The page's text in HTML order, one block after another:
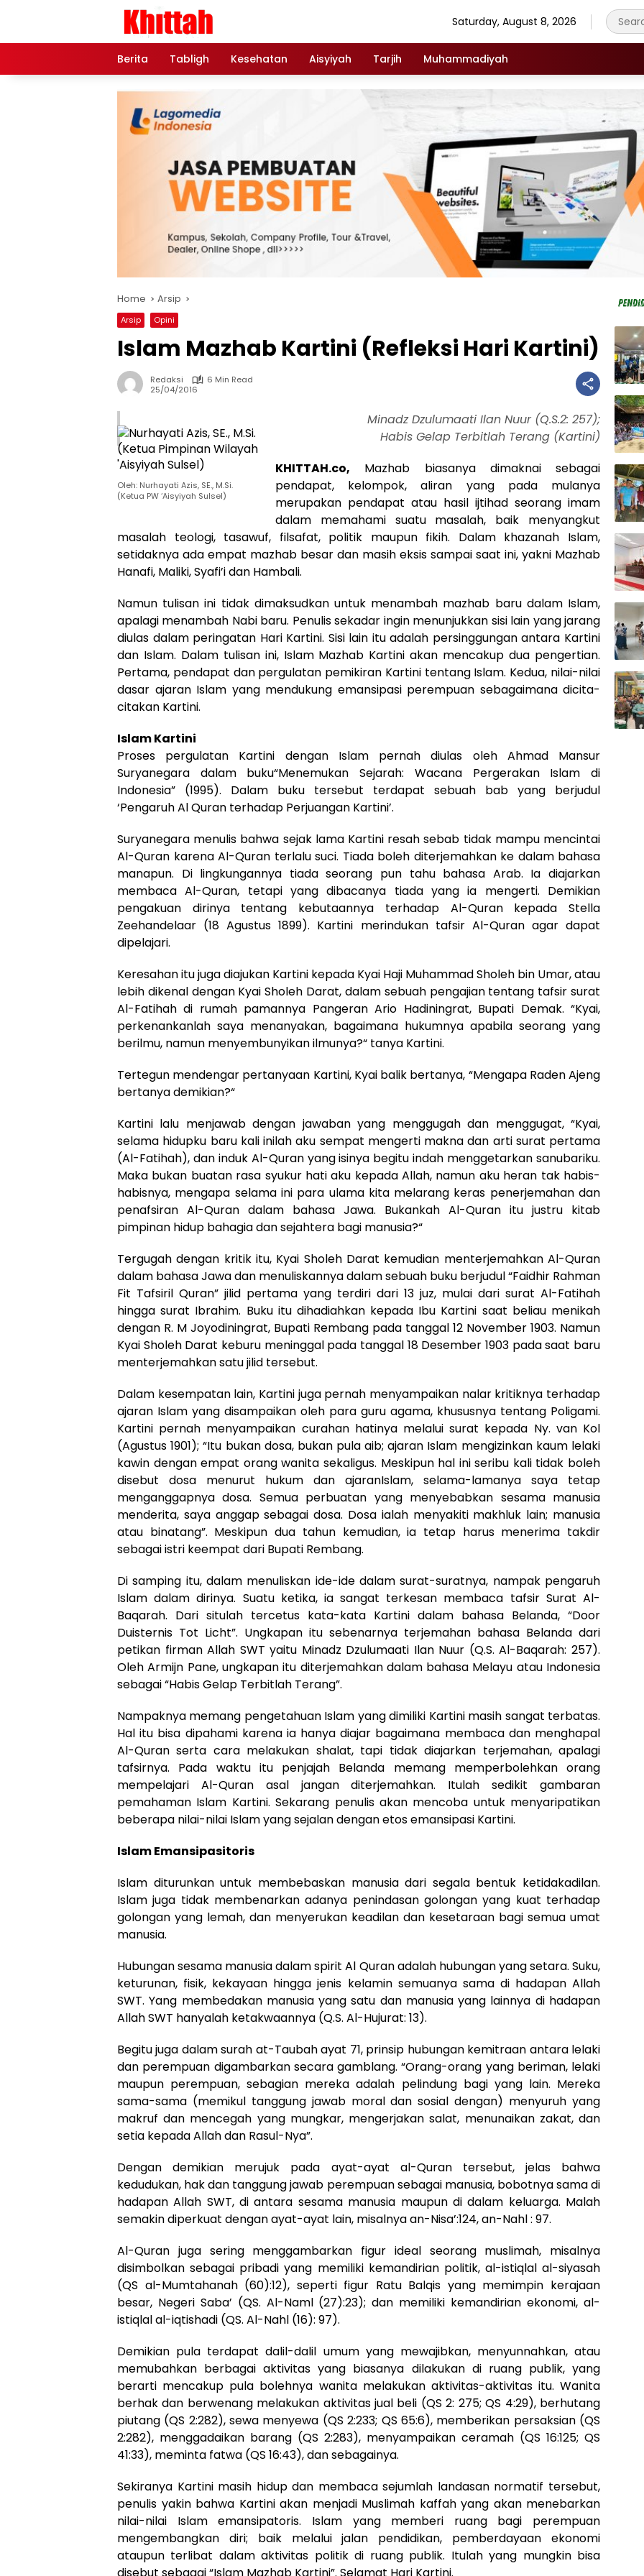
Saturday, August 8, 2026
Berita Tabligh Kesehatan Aisyiyah Tarjih Muhammadiyah
Home Arsip
Arsip Opini
Islam Mazhab Kartini (Refleksi Hari Kartini)
Redaksi
6 Min Read
25/04/2016
Oleh: Nurhayati Azis, SE., M.Si.
(Ketua PW ‘Aisyiyah Sulsel)
Minadz Dzulumaati Ilan Nuur (Q.S.2: 257);
Habis Gelap Terbitlah Terang (Kartini)
KHITTAH.co, Mazhab biasanya dimaknai sebagai
pendapat, kelompok, aliran yang pada mulanya
merupakan pendapat atau hasil ijtihad seorang imam
dalam memahami suatu masalah, baik menyangkut
masalah teologi, tasawuf, filsafat, politik maupun fikih. Dalam khazanah Islam,
setidaknya ada empat mazhab besar dan masih eksis sampai saat ini, yakni Mazhab
Hanafi, Maliki, Syafi’i dan Hambali.
Namun tulisan ini tidak dimaksudkan untuk menambah mazhab baru dalam Islam,
apalagi menambah Nabi baru. Penulis sekadar ingin menunjukkan sisi lain yang jarang
diulas dalam peringatan Hari Kartini. Sisi lain itu adalah persinggungan antara Kartini
dan Islam. Dalam tulisan ini, Islam Mazhab Kartini akan mencakup dua pengertian.
Pertama, pendapat dan pergulatan pemikiran Kartini tentang Islam. Kedua, nilai-nilai
dasar ajaran Islam yang mendukung emansipasi perempuan sebagaimana dicita-
citakan Kartini.
Islam Kartini
Proses pergulatan Kartini dengan Islam pernah diulas oleh Ahmad Mansur
Suryanegara dalam buku“Menemukan Sejarah: Wacana Pergerakan Islam di
Indonesia” (1995). Dalam buku tersebut terdapat sebuah bab yang berjudul
‘Pengaruh Al Quran terhadap Perjuangan Kartini’.
Suryanegara menulis bahwa sejak lama Kartini resah sebab tidak mampu mencintai
Al-Quran karena Al-Quran terlalu suci. Tiada boleh diterjemahkan ke dalam bahasa
manapun. Di lingkungannya tiada seorang pun tahu bahasa Arab. Ia diajarkan
membaca Al-Quran, tetapi yang dibacanya tiada yang ia mengerti. Demikian
pengakuan dirinya tentang kebutaannya terhadap Al-Quran kepada Stella
Zeehandelaar (18 Agustus 1899). Kartini merindukan tafsir Al-Quran agar dapat
dipelajari.
Keresahan itu juga diajukan Kartini kepada Kyai Haji Muhammad Sholeh bin Umar, atau
lebih dikenal dengan Kyai Sholeh Darat, dalam sebuah pengajian tentang tafsir surat
Al-Fatihah di rumah pamannya Pangeran Ario Hadiningrat, Bupati Demak. “Kyai,
perkenankanlah saya menanyakan, bagaimana hukumnya apabila seorang yang
berilmu, namun menyembunyikan ilmunya?“ tanya Kartini.
Tertegun mendengar pertanyaan Kartini, Kyai balik bertanya, “Mengapa Raden Ajeng
bertanya demikian?“
Kartini lalu menjawab dengan jawaban yang menggugah dan menggugat, “Kyai,
selama hidupku baru kali inilah aku sempat mengerti makna dan arti surat pertama
(Al-Fatihah), dan induk Al-Quran yang isinya begitu indah menggetarkan sanubariku.
Maka bukan buatan rasa syukur hati aku kepada Allah, namun aku heran tak habis-
habisnya, mengapa selama ini para ulama kita melarang keras penerjemahan dan
penafsiran Al-Quran dalam bahasa Jawa. Bukankah Al-Quran itu justru kitab
pimpinan hidup bahagia dan sejahtera bagi manusia?“
Tergugah dengan kritik itu, Kyai Sholeh Darat kemudian menterjemahkan Al-Quran
dalam bahasa Jawa dan menuliskannya dalam sebuah buku berjudul “Faidhir Rahman
Fit Tafsiril Quran” jilid pertama yang terdiri dari 13 juz, mulai dari surat Al-Fatihah
hingga surat Ibrahim. Buku itu dihadiahkan kepada Ibu Kartini saat beliau menikah
dengan R. M Joyodiningrat, Bupati Rembang pada tanggal 12 November 1903. Namun
Kyai Sholeh Darat keburu meninggal pada tanggal 18 Desember 1903 pada saat baru
menterjemahkan satu jilid tersebut.
Dalam kesempatan lain, Kartini juga pernah menyampaikan nalar kritiknya terhadap
ajaran Islam yang disampaikan oleh para guru agama, khususnya tentang Poligami.
Kartini pernah menyampaikan curahan hatinya melalui surat kepada Ny. van Kol
(Agustus 1901); “Itu bukan dosa, bukan pula aib; ajaran Islam mengizinkan kaum lelaki
kawin dengan empat orang wanita sekaligus. Meskipun hal ini seribu kali tidak boleh
disebut dosa menurut hukum dan ajaranIslam, selama-lamanya saya tetap
menganggapnya dosa. Semua perbuatan yang menyebabkan sesama manusia
menderita, saya anggap sebagai dosa. Dosa ialah menyakiti makhluk lain; manusia
atau binatang”. Meskipun dua tahun kemudian, ia tetap harus menerima takdir
sebagai istri keempat dari Bupati Rembang.
Di samping itu, dalam menuliskan ide-ide dalam surat-suratnya, nampak pengaruh
Islam dalam dirinya. Suatu ketika, ia sangat terkesan membaca tafsir Surat Al-
Baqarah. Dari situlah tercetus kata-kata Kartini dalam bahasa Belanda, “Door
Duisternis Tot Licht”. Ungkapan itu sebenarnya terjemahan bahasa Belanda dari
petikan firman Allah SWT yaitu Minadz Dzulumaati Ilan Nuur (Q.S. Al-Baqarah: 257).
Oleh Armijn Pane, ungkapan itu diterjemahkan dalam bahasa Melayu atau Indonesia
sebagai “Habis Gelap Terbitlah Terang”.
Nampaknya memang pengetahuan Islam yang dimiliki Kartini masih sangat terbatas.
Hal itu bisa dipahami karena ia hanya diajar bagaimana membaca dan menghapal
Al-Quran serta cara melakukan shalat, tapi tidak diajarkan terjemahan, apalagi
tafsirnya. Pada waktu itu penjajah Belanda memang memperbolehkan orang
mempelajari Al-Quran asal jangan diterjemahkan. Itulah sedikit gambaran
pemahaman Islam Kartini. Sekarang penulis akan mencoba untuk menyaripatikan
beberapa nilai-nilai Islam yang sejalan dengan etos emansipasi Kartini.
Islam Emansipasitoris
Islam diturunkan untuk membebaskan manusia dari segala bentuk ketidakadilan.
Islam juga tidak membenarkan adanya penindasan golongan yang kuat terhadap
golongan yang lemah, dan menyerukan keadilan dan kesetaraan bagi semua umat
manusia.
Hubungan sesama manusia dalam spirit Al Quran adalah hubungan yang setara. Suku,
keturunan, fisik, kekayaan hingga jenis kelamin semuanya sama di hadapan Allah
SWT. Yang membedakan manusia yang satu dan manusia yang lainnya di hadapan
Allah SWT hanyalah ketakwaannya (Q.S. Al-Hujurat: 13).
Begitu juga dalam surah at-Taubah ayat 71, prinsip hubungan kemitraan antara lelaki
dan perempuan digambarkan secara gamblang. “Orang-orang yang beriman, lelaki
maupun perempuan, sebagian mereka adalah pelindung bagi yang lain. Mereka
sama-sama (memikul tanggung jawab moral dan sosial dengan) menyuruh yang
makruf dan mencegah yang mungkar, mengerjakan salat, menunaikan zakat, dan
setia kepada Allah dan Rasul-Nya”.
Dengan demikian merujuk pada ayat-ayat al-Quran tersebut, jelas bahwa
kedudukan, hak dan tanggung jawab perempuan sebagai manusia, bobotnya sama di
hadapan Allah SWT, di antara sesama manusia maupun di dalam keluarga. Malah
semakin diperkuat dengan ayat-ayat lain, misalnya an-Nisa’:124, an-Nahl : 97.
Al-Quran juga sering menggambarkan figur ideal seorang muslimah, misalnya
disimbolkan sebagai pribadi yang memiliki kemandirian politik, al-istiqlal al-siyasah
(QS al-Mumtahanah (60):12), seperti figur Ratu Balqis yang memimpin kerajaan
besar, Negeri Saba’ (QS. Al-Naml (27):23); dan memiliki kemandirian ekonomi, al-
istiqlal al-iqtishadi (QS. Al-Nahl (16): 97).
Demikian pula terdapat dalil-dalil umum yang mewajibkan, menyunnahkan, atau
memubahkan berbagai aktivitas yang biasanya dilakukan di ruang publik, yang
berarti mencakup pula bolehnya wanita melakukan aktivitas-aktivitas itu. Wanita
berhak dan berwenang melakukan aktivitas jual beli (QS 2: 275; QS 4:29), berhutang
piutang (QS 2:282), sewa menyewa (QS 2:233; QS 65:6), memberikan persaksian (QS
2:282), menggadaikan barang (QS 2:283), menyampaikan ceramah (QS 16:125; QS
41:33), meminta fatwa (QS 16:43), dan sebagainya.
Sekiranya Kartini masih hidup dan membaca sejumlah landasan normatif tersebut,
penulis yakin bahwa Kartini akan menjadi Muslimah kaffah yang akan menebarkan
nilai-nilai Islam emansipatoris. Islam yang memberi ruang bagi perempuan
mengembangkan diri; baik melalui jalan pendidikan, pemberdayaan ekonomi
ataupun terlibat dalam aktivitas politik di ruang publik. Itulah yang mungkin bisa